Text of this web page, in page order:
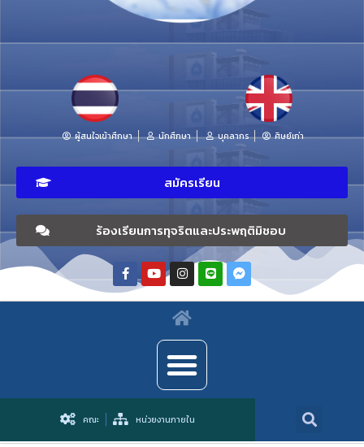
ผู้สนใจเข้าศึกษา นักศึกษา บุคลากร ศิษย์เก่า
สมัครเรียน
ร้องเรียนการทุจริตและประพฤติมิชอบ
คณะ หน่วยงานภายใน